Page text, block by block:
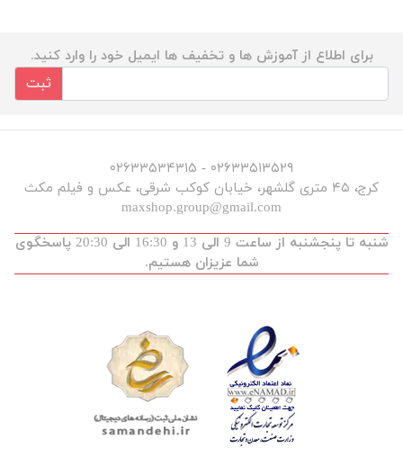
برای اطلاع از آموزش ها و تخفیف ها ایمیل خود را وارد کنید.
ثبت
۰۲۶۳۳۵۱۳۵۲۹ - ۰۲۶۳۳۵۳۴۳۱۵
کرج، ۴۵ متری گلشهر، خیابان کوکب شرقی، عکس و فیلم مکث
maxshop.group@gmail.com
شنبه تا پنجشنبه از ساعت 9 الی 13 و 16:30 الی 20:30 پاسخگوی
شما عزیزان هستیم.